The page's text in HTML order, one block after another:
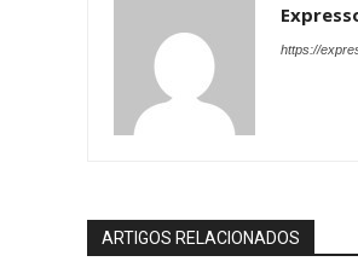
https://
ARTIGOS RELACIONADOS